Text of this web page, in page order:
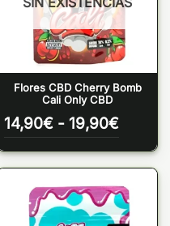
Flores CBD Cherry Bomb
Cali Only CBD
14,90€ - 19,90€Rango
de
desde
14,90€
hasta
19,90€